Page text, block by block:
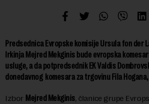
Predsednica Evropske komisije Ursula fon der
Irkinja Mejred Mekginis bude evropska
usluge, a da potpredsednik EK Valdis
donedavnog komesara za trgovinu Fila
Izbor Mejred Mekginis, članice grupe